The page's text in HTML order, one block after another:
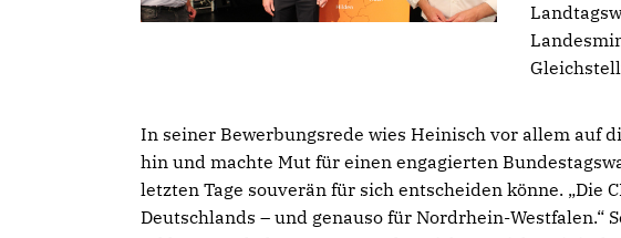
In seiner Bewerbungsrede wies Heinisch vor allem auf
hin und machte Mut für einen engagierten
letzten Tage souverän für sich entscheiden könne. „Die
Deutschlands – und genauso für Nordrhein-Westfalen.“